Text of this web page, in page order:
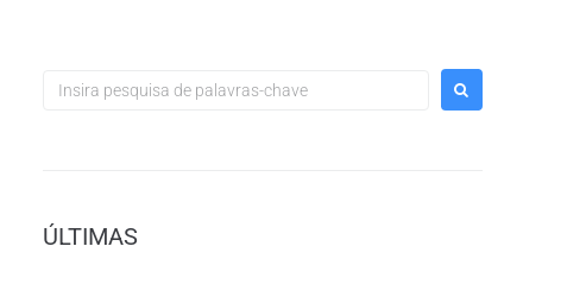
ÚLTIMAS